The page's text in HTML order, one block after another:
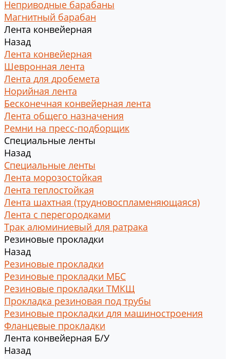
Неприводные барабаны
Магнитный барабан
Лента конвейерная
Назад
Лента конвейерная
Шевронная лента
Лента для дробемета
Норийная лента
Бесконечная конвейерная лента
Лента общего назначения
Ремни на пресс-подборщик
Специальные ленты
Назад
Специальные ленты
Лента морозостойкая
Лента теплостойкая
Лента шахтная (трудновоспламеняющаяся)
Лента с перегородками
Трак алюминиевый для ратрака
Резиновые прокладки
Назад
Резиновые прокладки
Резиновые прокладки МБС
Резиновые прокладки ТМКЩ
Прокладка резиновая под трубы
Резиновые прокладки для машиностроения
Фланцевые прокладки
Лента конвейерная Б/У
Назад